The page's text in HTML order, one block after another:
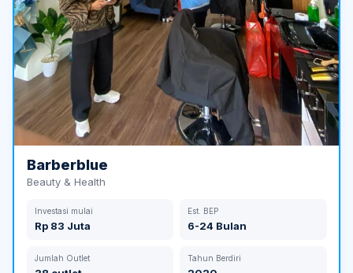
Barberblue
Beauty & Health
Investasi mulai
Rp 83 Juta
Est. BEP
6-24 Bulan
Jumlah Outlet Tahun Berdiri